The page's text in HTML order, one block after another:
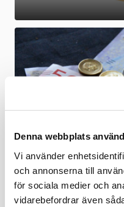
Denna webbplats
Vi använder
och annonserna till
för sociala medier och
vidarebefordrar även
Om priser i